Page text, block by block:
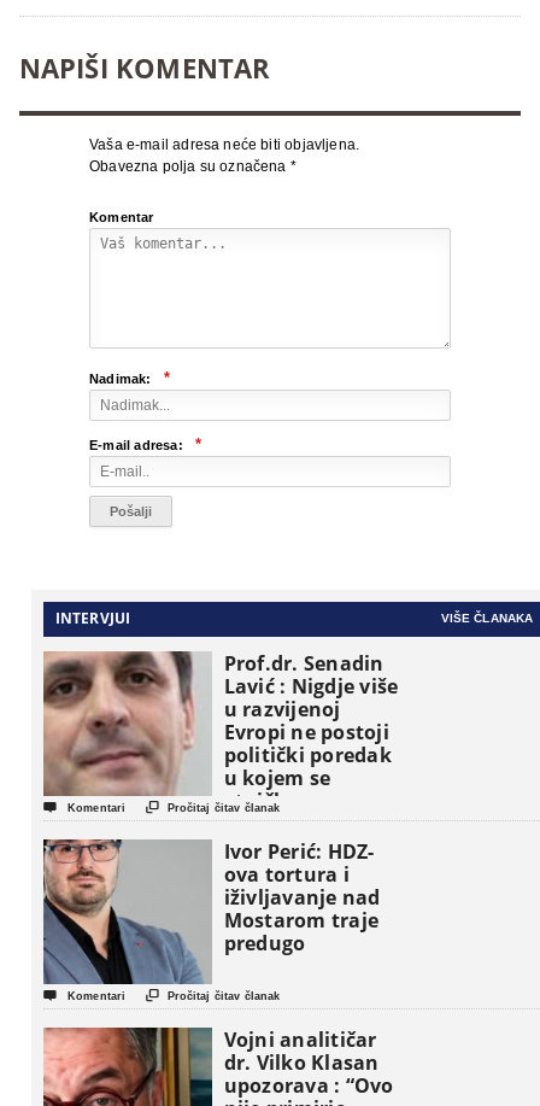
NAPIŠI KOMENTAR
Vaša e-mail adresa neće biti objavljena.
Obavezna polja su označena *
Komentar
Nadimak: *
E-mail adresa: *
INTERVJUI VIŠE ČLANAKA
Prof.dr. Senadin
Lavić : Nigdje više
u razvijenoj
Evropi ne postoji
politički poredak
u kojem se
etničke grupe
pojavljuju kao
osnovne
političke jedinice
 Komentari  Pročitaj čitav članak
Ivor Perić: HDZ-
ova tortura i
iživljavanje nad
Mostarom traje
predugo
 Komentari  Pročitaj čitav članak
Vojni analitičar
dr. Vilko Klasan
upozorava : “Ovo